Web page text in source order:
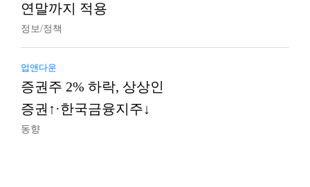
연말까지 적용
정보/정책
업앤다운
증권주 2% 하락, 상상인
증권↑·한국금융지주↓
동향